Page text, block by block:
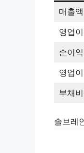
매출액
영업
순이익
영업
부채
솔브레